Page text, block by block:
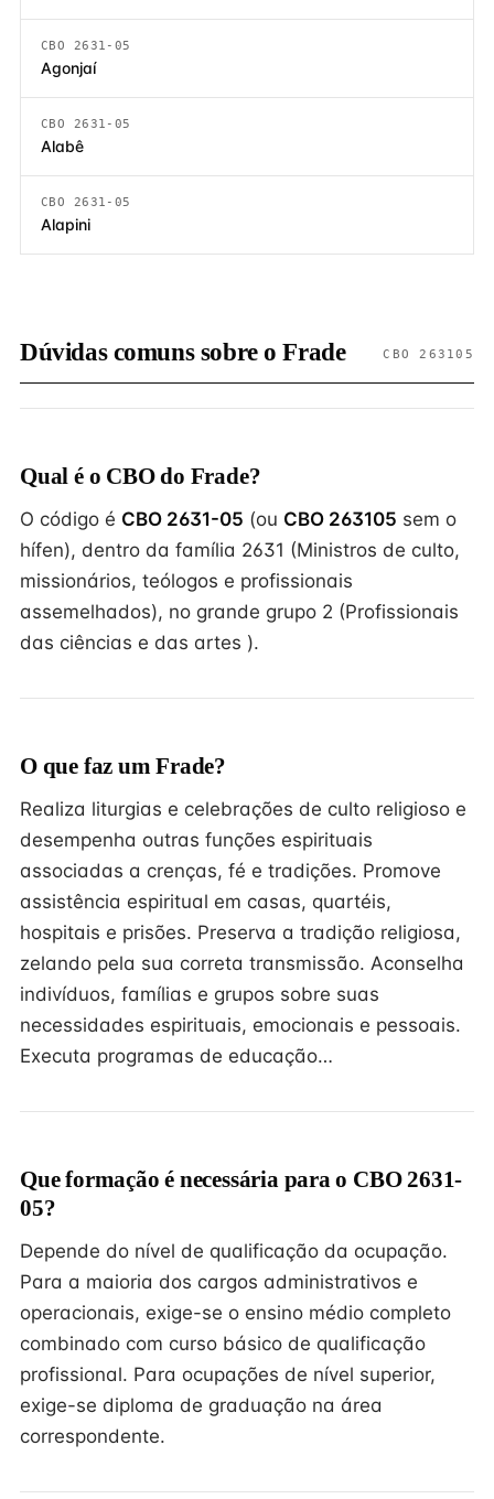
CBO 2631-05
Agonjaí
CBO 2631-05
Alabê
CBO 2631-05
Alapini
Dúvidas comuns sobre o Frade CBO 263105
Qual é o CBO do Frade?
O código é CBO 2631-05 (ou CBO 263105 sem o
hífen), dentro da família 2631 (Ministros de culto,
missionários, teólogos e profissionais
assemelhados), no grande grupo 2 (Profissionais
das ciências e das artes ).
O que faz um Frade?
Realiza liturgias e celebrações de culto religioso e
desempenha outras funções espirituais
associadas a crenças, fé e tradições. Promove
assistência espiritual em casas, quartéis,
hospitais e prisões. Preserva a tradição religiosa,
zelando pela sua correta transmissão. Aconselha
indivíduos, famílias e grupos sobre suas
necessidades espirituais, emocionais e pessoais.
Executa programas de educação…
Que formação é necessária para o CBO 2631-
05?
Depende do nível de qualificação da ocupação.
Para a maioria dos cargos administrativos e
operacionais, exige-se o ensino médio completo
combinado com curso básico de qualificação
profissional. Para ocupações de nível superior,
exige-se diploma de graduação na área
correspondente.